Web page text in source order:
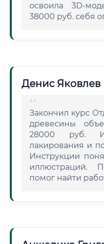
освоила 3D-
38000 руб. себя
Денис Яковлев
Закончил курс
древесины
28000 руб.
лакирования и
Инструкции
иллюстраций.
помог найти